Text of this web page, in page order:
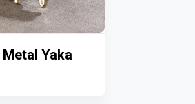
Metal Yaka